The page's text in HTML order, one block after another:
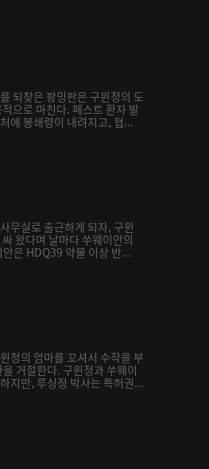
되찾은 팡밍판은 구윈정의 도
으로 마친다. 페스트 환자 발
에 봉쇄령이 내려지고, 협...
무실로 출근하게 되자, 구윈
왔다며 날마다 쑤웨이안의
은 HDQ39 약물 이상 반...
청의 엄마를 꼬셔서 수작을 부
거절한다. 구윈정과 쑤웨이
지만, 루싱정 박사는 특허권...